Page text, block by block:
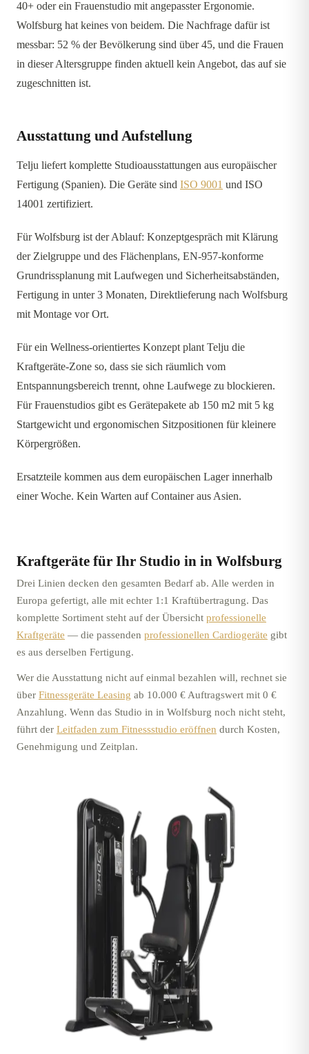
40+ oder ein Frauenstudio mit angepasster Ergonomie.
Wolfsburg hat keines von beidem. Die Nachfrage dafür ist
messbar: 52 % der Bevölkerung sind über 45, und die Frauen
in dieser Altersgruppe finden aktuell kein Angebot, das auf sie
zugeschnitten ist.
Ausstattung und Aufstellung
Telju liefert komplette Studioausstattungen aus europäischer
Fertigung (Spanien). Die Geräte sind ISO 9001 und ISO
14001 zertifiziert.
Für Wolfsburg ist der Ablauf: Konzeptgespräch mit Klärung
der Zielgruppe und des Flächenplans, EN-957-konforme
Grundrissplanung mit Laufwegen und Sicherheitsabständen,
Fertigung in unter 3 Monaten, Direktlieferung nach Wolfsburg
mit Montage vor Ort.
Für ein Wellness-orientiertes Konzept plant Telju die
Kraftgeräte-Zone so, dass sie sich räumlich vom
Entspannungsbereich trennt, ohne Laufwege zu blockieren.
Für Frauenstudios gibt es Gerätepakete ab 150 m2 mit 5 kg
Startgewicht und ergonomischen Sitzpositionen für kleinere
Körpergrößen.
Ersatzteile kommen aus dem europäischen Lager innerhalb
einer Woche. Kein Warten auf Container aus Asien.
Kraftgeräte für Ihr Studio in in Wolfsburg
Drei Linien decken den gesamten Bedarf ab. Alle werden in
Europa gefertigt, alle mit echter 1:1 Kraftübertragung. Das
komplette Sortiment steht auf der Übersicht professionelle
Kraftgeräte — die passenden professionellen Cardiogeräte gibt
es aus derselben Fertigung.
Wer die Ausstattung nicht auf einmal bezahlen will, rechnet sie
über Fitnessgeräte Leasing ab 10.000 € Auftragswert mit 0 €
Anzahlung. Wenn das Studio in in Wolfsburg noch nicht steht,
führt der Leitfaden zum Fitnessstudio eröffnen durch Kosten,
Genehmigung und Zeitplan.